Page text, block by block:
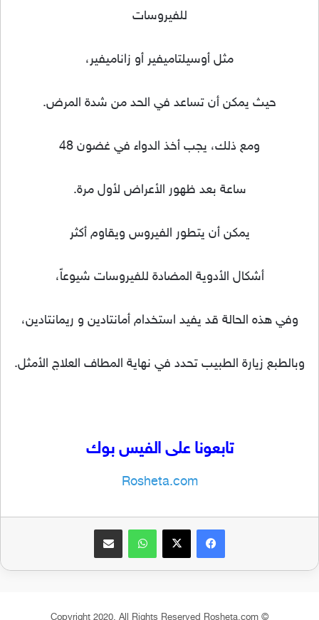
للفيروسات
مثل أوسيلتاميفير أو زاناميفير،
حيث يمكن أن تساعد في الحد من شدة المرض.
ومع ذلك، يجب أخذ الدواء في غضون 48
ساعة بعد ظهور الأعراض لأول مرة.
يمكن أن يتطور الفيروس ويقاوم أكثر
أشكال الأدوية المضادة للفيروسات شيوعاً،
وفي هذه الحالة قد يفيد استخدام أمانتادين و ريمانتادين،
وبالطبع زيارة الطبيب تحدد في نهاية المطاف العلاج الأمثل.
تابعونا على الفيس بوك
Rosheta.com
فيسبوك واتساب